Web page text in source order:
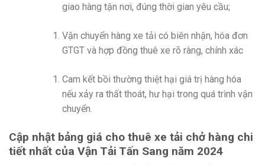
giao hàng tận nơi, đúng thời gian yêu cầu;
Vận chuyển hàng xe tải có biên nhận, hóa đơn
GTGT và hợp đồng thuê xe rõ ràng, chính xác
Cam kết bồi thường thiệt hại giá trị hàng hóa
nếu xảy ra thất thoát, hư hại trong quá trình vận
chuyển.
Cập nhật bảng giá cho thuê xe tải chở hàng chi
tiết nhất của Vận Tải Tấn Sang năm 2024